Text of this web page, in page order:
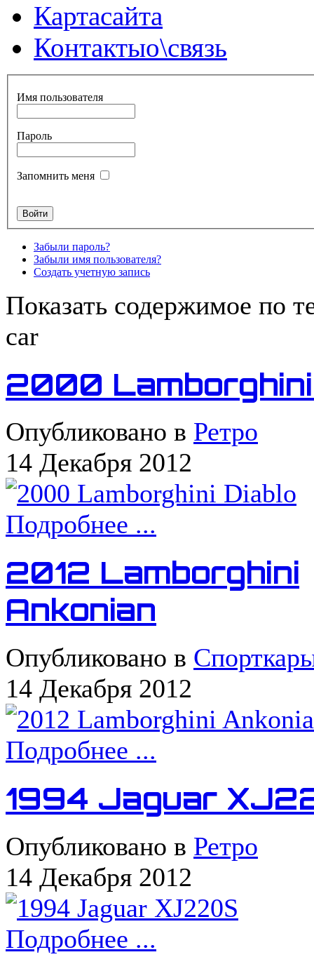
Картасайта
Контактыо\связь
Имя пользователя
Пароль
Запомнить меня
Забыли пароль?
Забыли имя пользователя?
Создать учетную запись
Показать содержимое по
car
2000
Опубликовано в Ретро
14 Декабря 2012
Подробнее ...
2012 Lamborghini
Ankonian
Опубликовано в
14 Декабря 2012
Подробнее ...
1994 Jaguar
Опубликовано в Ретро
14 Декабря 2012
Подробнее ...